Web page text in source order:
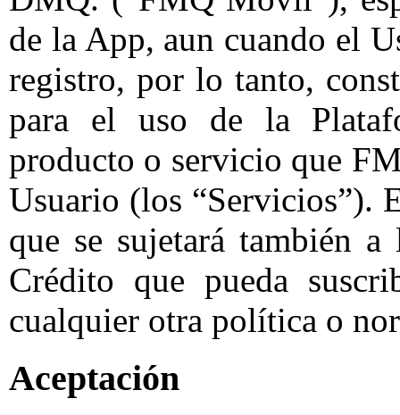
de la App, aun cuando el
registro, por lo tanto,
para el uso de la
producto o servicio que
Usuario (los “Servicios”).
que se sujetará también
Crédito que pueda
cualquier otra política o
Aceptación